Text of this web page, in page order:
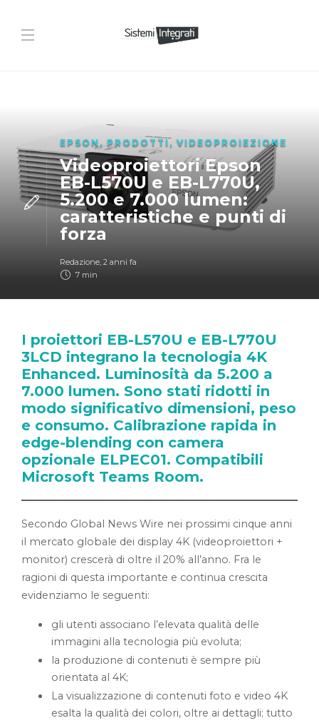
EPSON , PRODOTTI , VIDEOPROIEZIONE
Videoproiettori Epson
EB-L570U e EB-L770U,
5.200 e 7.000 lumen:
caratteristiche e punti di
forza
Redazione, 2 anni fa
7 min
I proiettori EB-L570U e EB-L770U
3LCD integrano la tecnologia 4K
Enhanced. Luminosità da 5.200 a
7.000 lumen. Sono stati ridotti in
modo significativo dimensioni, peso
e consumo. Calibrazione rapida in
edge-blending con camera
opzionale ELPEC01. Compatibili
Microsoft Teams Room.
Secondo Global News Wire nei prossimi cinque anni
il mercato globale dei display 4K (videoproiettori +
monitor) crescerà di oltre il 20% all’anno. Fra le
ragioni di questa importante e continua crescita
evidenziamo le seguenti:
gli utenti associano l’elevata qualità delle
immagini alla tecnologia più evoluta;
la produzione di contenuti è sempre più
orientata al 4K;
La visualizzazione di contenuti foto e video 4K
esalta la qualità dei colori, oltre ai dettagli; tutto